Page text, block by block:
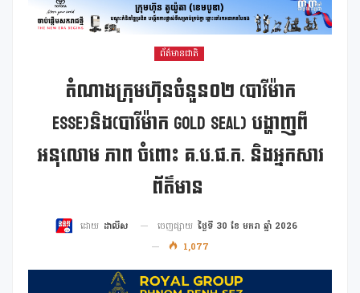
ព័ត៌មានជាតិ
តំណាងក្រុមហ៊ុនចំនួន០២ (បារីម៉ាក
ESSE)និង(បារីម៉ាក GOLD SEAL) បង្ហាញពី
អនុលោម ភាព ចំពោះ គ.ប.ផ.ក. និងអ្នកសារ
ព័ត៌មាន
ដោយ ដាលីស ចេញផ្សាយ ថ្ងៃទី 30 ខែ មករា ឆ្នាំ 2026
1,077